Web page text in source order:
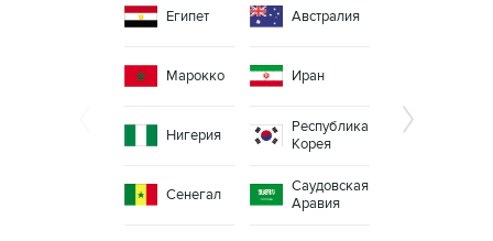
Египет
Марокко
Нигерия
Сенегал
Австралия
Иран
Республика
Корея
Саудовская
Аравия